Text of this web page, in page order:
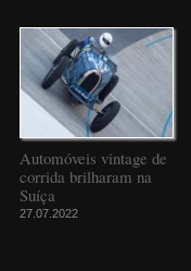
Automóveis vintage de
corrida brilharam na
Suíça
27.07.2022